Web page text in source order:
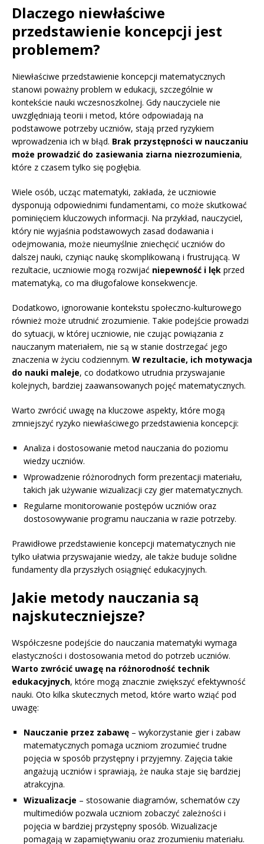
Dlaczego niewłaściwe
przedstawienie koncepcji jest
problemem?
Niewłaściwe przedstawienie koncepcji matematycznych
stanowi poważny problem w edukacji, szczególnie w
kontekście nauki wczesnoszkolnej. Gdy nauczyciele nie
uwzględniają teorii i metod, które odpowiadają na
podstawowe potrzeby uczniów, stają przed ryzykiem
wprowadzenia ich w błąd. Brak przystępności w nauczaniu
może prowadzić do zasiewania ziarna niezrozumienia,
które z czasem tylko się pogłębia.
Wiele osób, ucząc matematyki, zakłada, że uczniowie
dysponują odpowiednimi fundamentami, co może skutkować
pominięciem kluczowych informacji. Na przykład, nauczyciel,
który nie wyjaśnia podstawowych zasad dodawania i
odejmowania, może nieumyślnie zniechęcić uczniów do
dalszej nauki, czyniąc naukę skomplikowaną i frustrującą. W
rezultacie, uczniowie mogą rozwijać niepewność i lęk przed
matematyką, co ma długofalowe konsekwencje.
Dodatkowo, ignorowanie kontekstu społeczno-kulturowego
również może utrudnić zrozumienie. Takie podejście prowadzi
do sytuacji, w której uczniowie, nie czując powiązania z
nauczanym materiałem, nie są w stanie dostrzegać jego
znaczenia w życiu codziennym. W rezultacie, ich motywacja
do nauki maleje, co dodatkowo utrudnia przyswajanie
kolejnych, bardziej zaawansowanych pojęć matematycznych.
Warto zwrócić uwagę na kluczowe aspekty, które mogą
zmniejszyć ryzyko niewłaściwego przedstawienia koncepcji:
Analiza i dostosowanie metod nauczania do poziomu
wiedzy uczniów.
Wprowadzenie różnorodnych form prezentacji materiału,
takich jak używanie wizualizacji czy gier matematycznych.
Regularne monitorowanie postępów uczniów oraz
dostosowywanie programu nauczania w razie potrzeby.
Prawidłowe przedstawienie koncepcji matematycznych nie
tylko ułatwia przyswajanie wiedzy, ale także buduje solidne
fundamenty dla przyszłych osiągnięć edukacyjnych.
Jakie metody nauczania są
najskuteczniejsze?
Współczesne podejście do nauczania matematyki wymaga
elastyczności i dostosowania metod do potrzeb uczniów.
Warto zwrócić uwagę na różnorodność technik
edukacyjnych, które mogą znacznie zwiększyć efektywność
nauki. Oto kilka skutecznych metod, które warto wziąć pod
uwagę:
Nauczanie przez zabawę – wykorzystanie gier i zabaw
matematycznych pomaga uczniom zrozumieć trudne
pojęcia w sposób przystępny i przyjemny. Zajęcia takie
angażują uczniów i sprawiają, że nauka staje się bardziej
atrakcyjna.
Wizualizacje – stosowanie diagramów, schematów czy
multimediów pozwala uczniom zobaczyć zależności i
pojęcia w bardziej przystępny sposób. Wizualizacje
pomagają w zapamiętywaniu oraz zrozumieniu materiału.